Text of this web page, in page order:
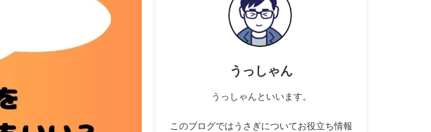
うっしゃん
うっしゃんといいます。
このブログではうさぎについてお役立ち情報